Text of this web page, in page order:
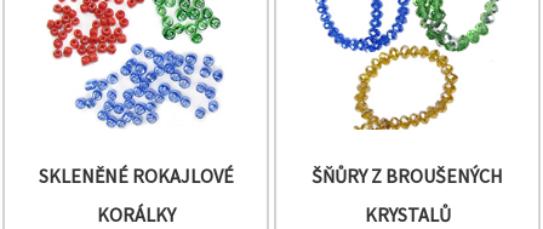
zlepšili vaše
prostředí
při jeho
používání a
SKLENĚNÉ ROKAJLOVÉ
KORÁLKY
ŠŇŮRY Z BROUŠENÝCH
KRYSTALŮ